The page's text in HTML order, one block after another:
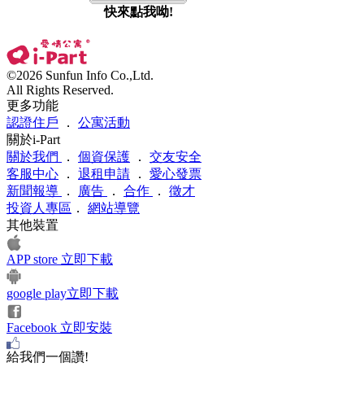
快來點我呦!
©2026 Sunfun Info Co.,Ltd.
All Rights Reserved.
更多功能
認證住戶 ． 公寓活動
關於i-Part
關於我們
． 個資保護 ． 交友安全
客服中心 ． 退租申請 ． 愛心發票
新聞報導
． 廣告 ． 合作 ． 徵才
投資人專區 ． 網站導覽
其他裝置
APP store 立即下載
google play立即下載
Facebook 立即安裝
給我們一個讚!